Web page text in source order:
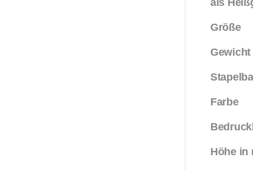
als
Größe
Gewicht
Farbe
Höhe in